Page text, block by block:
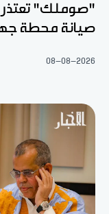
"صوملك"
صيانة محطة
08-08-2026